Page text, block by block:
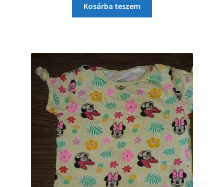
Kosárba teszem